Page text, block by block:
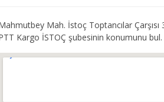
Mah. İstoç Toptancılar
Kargo İSTOÇ şubesinin konumunu bul.